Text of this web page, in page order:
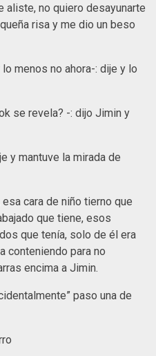
aliste, no quiero desayunarte
risa y me dio un beso
menos no ahora-: dije y lo
se revela? -: dijo Jimin y
y mantuve la mirada de
cara de niño tierno que
que tiene, esos
que tenía, solo de él era
conteniendo para no
encima a Jimin.
paso una de